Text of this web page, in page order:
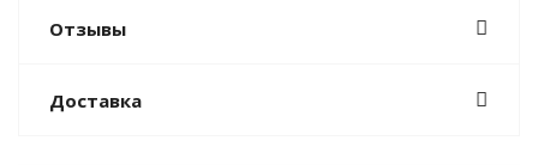
Отзывы
Доставка